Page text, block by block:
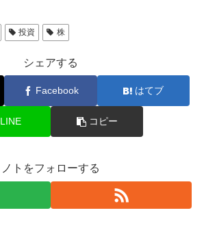
投資 株
シェアする
Facebook はてブ
LINE コピー
ノトをフォローする